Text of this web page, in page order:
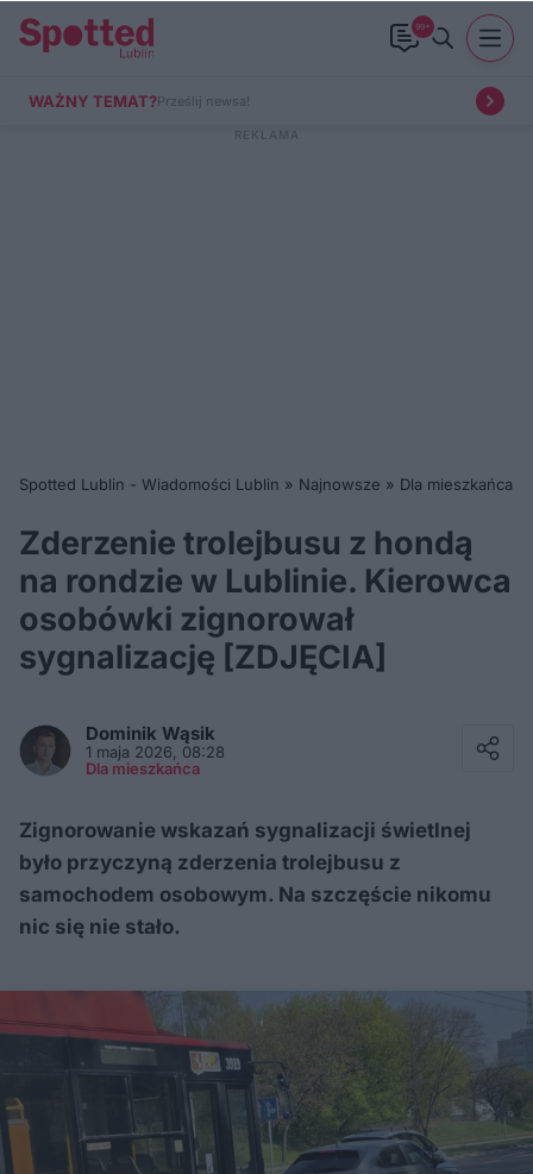
99+
WAŻNY TEMAT?Prześlij newsa!
Spotted Lublin - Wiadomości Lublin » Najnowsze » Dla mieszkańca
Zderzenie trolejbusu z hondą
na rondzie w Lublinie. Kierowca
osobówki zignorował
sygnalizację [ZDJĘCIA]
Dominik Wąsik
1 maja 2026, 08:28
Dla mieszkańca
Zignorowanie wskazań sygnalizacji świetlnej
było przyczyną zderzenia trolejbusu z
samochodem osobowym. Na szczęście nikomu
nic się nie stało.